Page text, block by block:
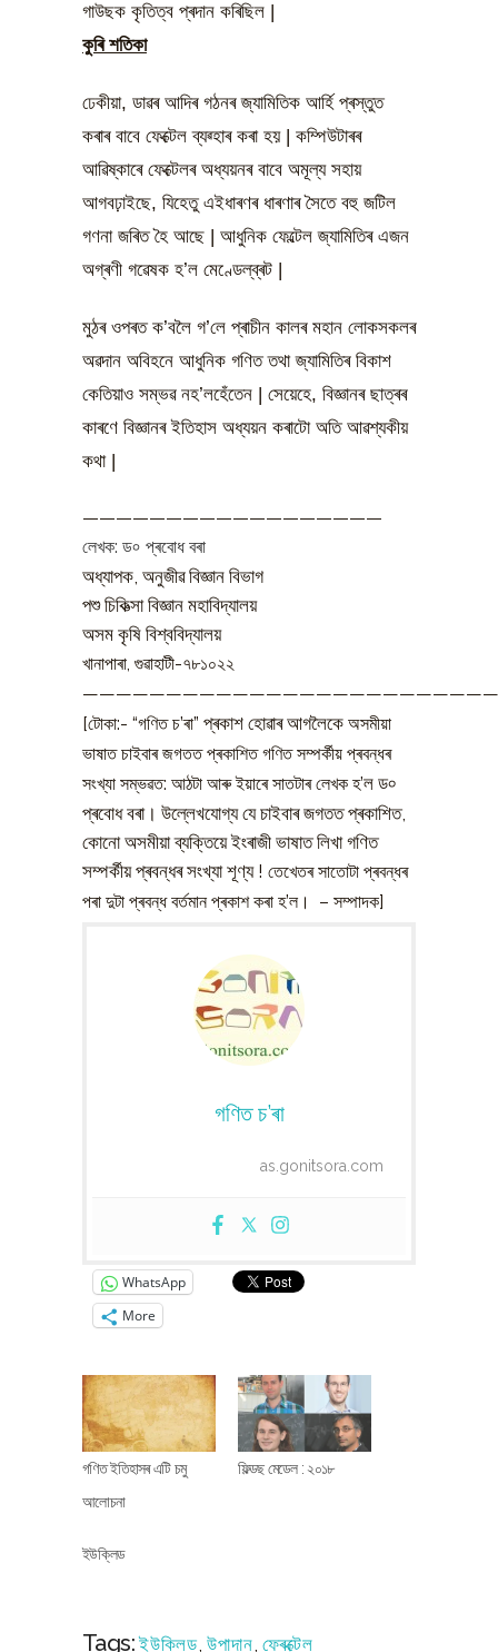
গাউছক কৃতিত্ব প্ৰদান কৰিছিল |
কুৰি শতিকা
ঢেকীয়া, ডাৱৰ আদিৰ গঠনৰ জ্যামিতিক আৰ্হি প্ৰস্তুত
কৰাৰ বাবে ফেক্টেল ব্যৱ্হাৰ কৰা হয় | কম্পিউটাৰৰ
আৱিষ্কাৰে ফেক্টেলৰ অধ্যয়নৰ বাবে অমূল্য সহায়
আগবঢ়াইছে, যিহেতু এইধাৰণৰ ধাৰণাৰ সৈতে বহু জটিল
গণনা জৰিত হৈ আছে | আধুনিক ফেল্টেল জ্যামিতিৰ এজন
অগ্ৰণী গৱেষক হ’ল মেণ্ডেল্‌ব্ৰট |
মুঠৰ ওপৰত ক’বলৈ গ’লে প্ৰাচীন কালৰ মহান লোকসকলৰ
অৱদান অবিহনে আধুনিক গণিত তথা জ্যামিতিৰ বিকাশ
কেতিয়াও সম্ভৱ নহ’লহেঁতেন | সেয়েহে, বিজ্ঞানৰ ছাত্ৰৰ
কাৰণে বিজ্ঞানৰ ইতিহাস অধ্যয়ন কৰাটো অতি আৱশ্যকীয়
কথা |
——————————————————
লেখক: ড৹ প্ৰবোধ বৰা
অধ্যাপক, অনুজীৱ বিজ্ঞান বিভাগ
পশু চিকিত্‍সা বিজ্ঞান মহাবিদ্যালয়
অসম কৃষি বিশ্ববিদ্যালয়
খানাপাৰা, গুৱাহাটী-৭৮১০২২
[টোকা:- “গণিত চ’ৰা” প্ৰকাশ হোৱাৰ আগলৈকে অসমীয়া
ভাষাত চাইবাৰ জগতত প্ৰকাশিত গণিত সম্পৰ্কীয় প্ৰবন্ধৰ
সংখ্যা সম্ভৱত: আঠটা আৰু ইয়াৰে সাতটাৰ লেখক হ’ল ড৹
প্ৰবোধ বৰা। উল্লেখযোগ্য যে চাইবাৰ জগতত প্ৰকাশিত,
কোনো অসমীয়া ব্যক্তিয়ে ইংৰাজী ভাষাত লিখা গণিত
সম্পৰ্কীয় প্ৰবন্ধৰ সংখ্যা শূণ্য ! তেখেতৰ সাতোটা প্ৰবন্ধৰ
পৰা দুটা প্ৰবন্ধ বৰ্তমান প্ৰকাশ কৰা হ’ল। – সম্পাদক]
গণিত চ’ৰা
as.gonitsora.com
WhatsApp
More
গণিত ইতিহাসৰ এটি চমু
আলোচনা
ফিল্ডছ মেডেল : ২০১৮
ইউক্লিড
Tags: ইউক্লিড উপাদান ফ্ৰেক্টেল